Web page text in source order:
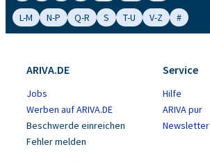
L-M
N-P Q-R S T-U V-Z #
ARIVA.DE
Jobs
Werben auf ARIVA.DE
Beschwerde einreichen
Fehler melden
Service
Hilfe
ARIVA pur
Newsletter